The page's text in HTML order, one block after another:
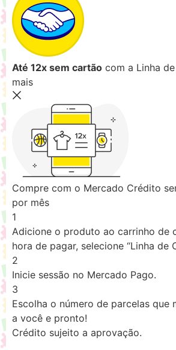
Até 12x sem cartão com a Linha
mais
Compre com o Mercado Crédito
por mês
1
Adicione o produto ao carrinho de
hora de pagar, selecione “Linha de
2
Inicie sessão no Mercado Pago.
3
Escolha o número de parcelas que
a você e pronto!
Crédito sujeito a aprovação.